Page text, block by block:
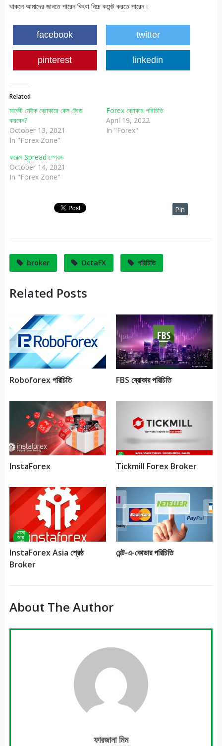
থাকলে আমাদের জানতে পারেন কিংবা নিচে কমেন্ট করতে পারেন।
facebook twitter
pinterest linkedin
Related
মার্কেট মেইক ব্রোকারে কেন ট্রেড
করবেন?
October 13, 2021
In "Forex Zone"
Forex ব্রোকার পরিচিতি
April 19, 2022
In "Forex"
ফরেক্স Spread স্প্রেড
October 14, 2021
In "Forex Zone"
Pin
broker OctaFX পরিচিতি
Related Posts
Roboforex পরিচিতি FBS ব্রোকার পরিচিতি
InstaForex Tickmill Forex Broker
InstaForex Asia শ্রেষ্ঠ
Broker
রেন্ট-এ-কোডার পরিচিতি
About The Author
ফারজানা মিম